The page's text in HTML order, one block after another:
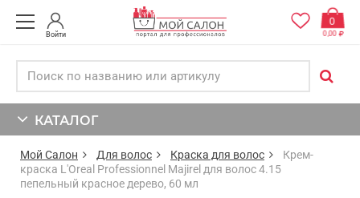
Войти
0
0,00
КАТАЛОГ
Мой Салон Для волос Краска для волос
Крем-
краска L'Oreal Professionnel Majirel для волос 4.15
пепельный красное дерево, 60 мл